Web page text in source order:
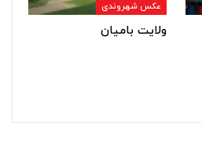
عکس شهروندی
ولایت بامیان